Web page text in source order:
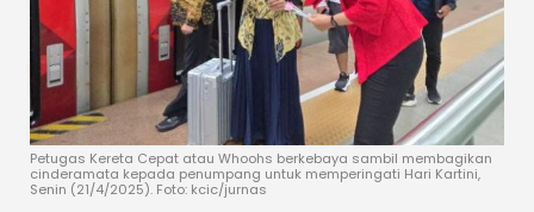
Petugas Kereta Cepat atau Whoohs berkebaya sambil membagikan
cinderamata kepada penumpang untuk memperingati Hari Kartini,
Senin (21/4/2025). Foto: kcic/jurnas